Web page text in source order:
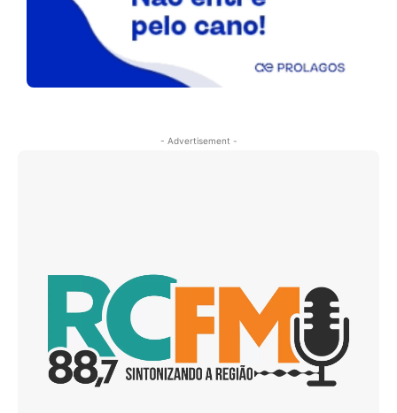
- Advertisement -